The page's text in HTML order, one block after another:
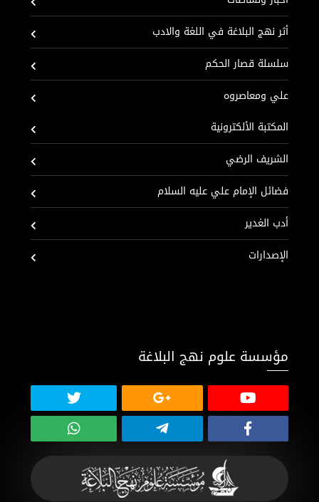
أثر نهج البلاغة في اللغة والادب
سلسلة قصار الحكم
علي ومعاصروه
المكتبة الألكترونية
الشريف الرضي
فضائل الإمام علي عليه السلام
أدب الغدير
الإصدارات
مؤسسة علوم نهج البلاغة